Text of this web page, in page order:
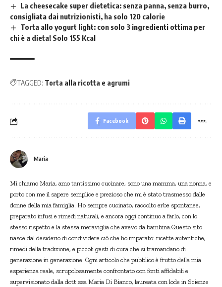
La cheesecake super dietetica: senza panna, senza burro,
consigliata dai nutrizionisti, ha solo 120 calorie
Torta allo yogurt light: con solo 3 ingredienti ottima per
chi è a dieta! Solo 155 Kcal
TAGGED: Torta alla ricotta e agrumi
Facebook
Maria
Mi chiamo Maria, amo tantissimo cucinare, sono una mamma, una nonna, e
porto con me il sapere semplice e prezioso che mi è stato trasmesso dalle
donne della mia famiglia. Ho sempre cucinato, raccolto erbe spontanee,
preparato infusi e rimedi naturali, e ancora oggi continuo a farlo, con lo
stesso rispetto e la stessa meraviglia che avevo da bambina.Questo sito
nasce dal desiderio di condividere ciò che ho imparato: ricette autentiche,
rimedi della tradizione, e piccoli gesti di cura che si tramandano di
generazione in generazione. Ogni articolo che pubblico è frutto della mia
esperienza reale, scrupolosamente confrontato con fonti affidabili e
supervisionato dalla dott.ssa Maria Di Bianco, laureata con lode in Scienze